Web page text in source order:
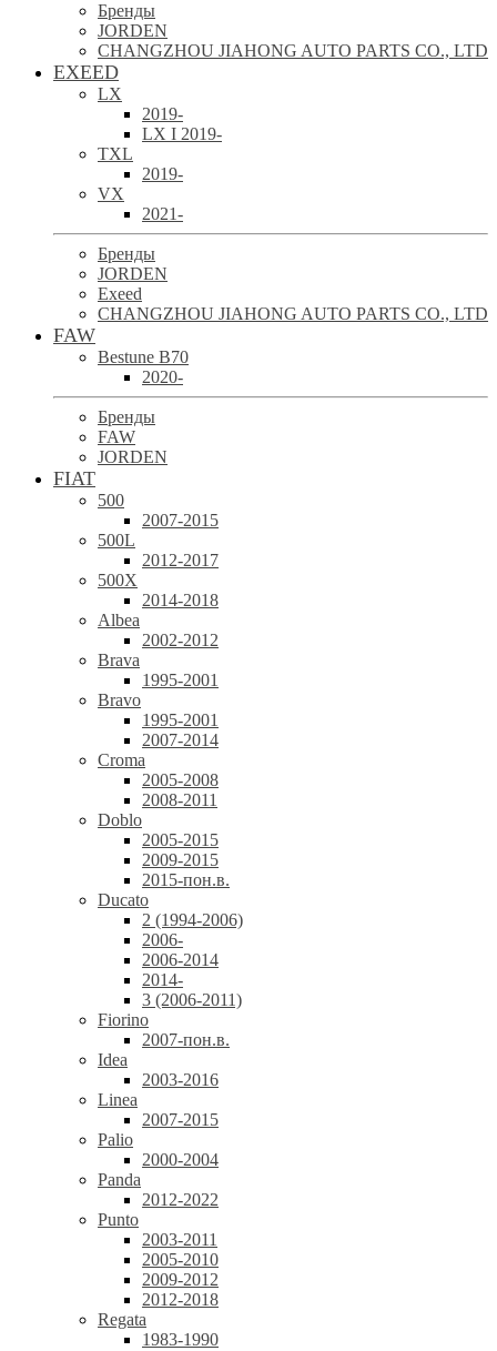
Бренды
JORDEN
CHANGZHOU JIAHONG AUTO PARTS CO., LTD
EXEED
LX
2019-
LX I 2019-
TXL
2019-
VX
2021-
Бренды
JORDEN
Exeed
CHANGZHOU JIAHONG AUTO PARTS CO., LTD
FAW
Bestune B70
2020-
Бренды
FAW
JORDEN
FIAT
500
2007-2015
500L
2012-2017
500X
2014-2018
Albea
2002-2012
Brava
1995-2001
Bravo
1995-2001
2007-2014
Croma
2005-2008
2008-2011
Doblo
2005-2015
2009-2015
2015-пон.в.
Ducato
2 (1994-2006)
2006-
2006-2014
2014-
3 (2006-2011)
Fiorino
2007-пон.в.
Idea
2003-2016
Linea
2007-2015
Palio
2000-2004
Panda
2012-2022
Punto
2003-2011
2005-2010
2009-2012
2012-2018
Regata
1983-1990